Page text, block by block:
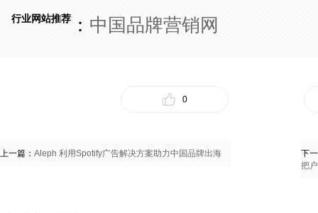
行业网站推荐 ： 中国品牌营销网
0
上一篇： Aleph 利用Spotify广告解决方案助力中国品牌出海
下
把